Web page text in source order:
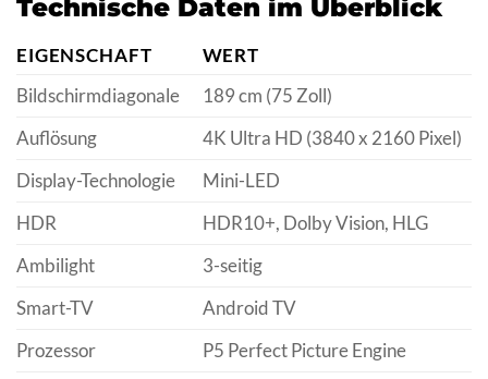
Technische Daten im Überblick
EIGENSCHAFT
WERT
Bildschirmdiagonale
189 cm (75 Zoll)
Auflösung
4K Ultra HD (3840 x 2160 Pixel)
Display-Technologie
Mini-LED
HDR
HDR10+, Dolby Vision, HLG
Ambilight
3-seitig
Smart-TV
Android TV
Prozessor
P5 Perfect Picture Engine